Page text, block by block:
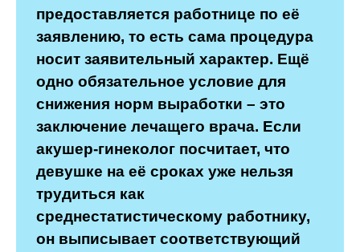
предоставляется работнице по её
заявлению, то есть сама процедура
носит заявительный характер. Ещё
одно обязательное условие для
снижения норм выработки – это
заключение лечащего врача. Если
акушер-гинеколог посчитает, что
девушке на её сроках уже нельзя
трудиться как
среднестатистическому работнику,
он выписывает соответствующий